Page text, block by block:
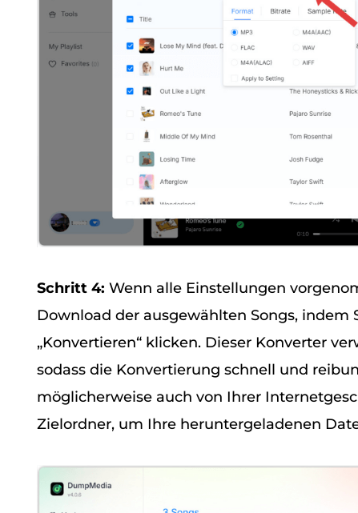
Schritt 4: Wenn alle Einstellungen
Download der ausgewählten Songs, indem
„Konvertieren“ klicken. Dieser Konverter
sodass die Konvertierung schnell und
möglicherweise auch von Ihrer
Zielordner, um Ihre heruntergeladenen